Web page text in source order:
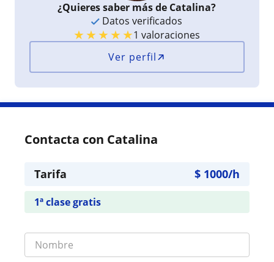
¿Quieres saber más de Catalina?
Datos verificados
★★★★★1 valoraciones
Ver perfil
Contacta con Catalina
Tarifa $ 1000/h
1ª clase gratis